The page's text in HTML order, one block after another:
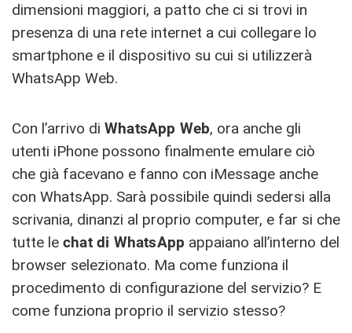
dimensioni maggiori, a patto che ci si trovi in
presenza di una rete internet a cui collegare lo
smartphone e il dispositivo su cui si utilizzerà
WhatsApp Web.
Con l’arrivo di WhatsApp Web, ora anche gli
utenti iPhone possono finalmente emulare ciò
che già facevano e fanno con iMessage anche
con WhatsApp. Sarà possibile quindi sedersi alla
scrivania, dinanzi al proprio computer, e far si che
tutte le chat di WhatsApp appaiano all’interno del
browser selezionato. Ma come funziona il
procedimento di configurazione del servizio? E
come funziona proprio il servizio stesso?